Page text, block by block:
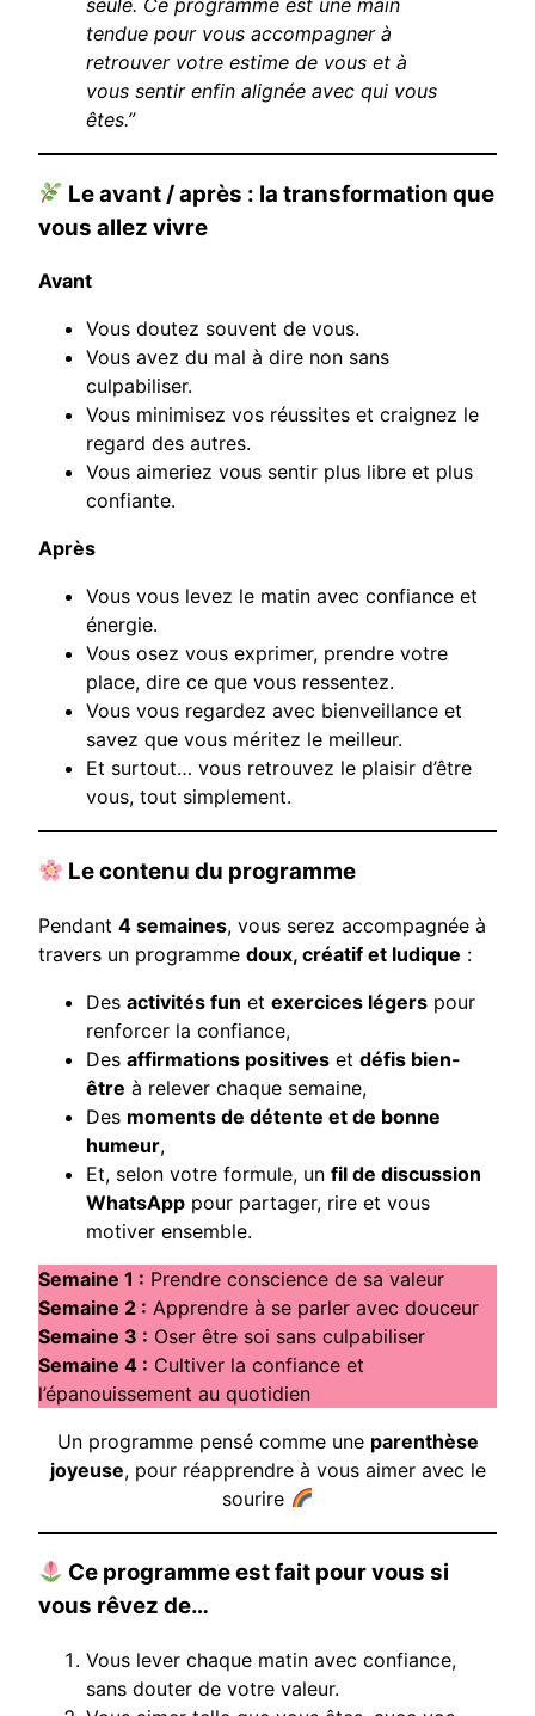
tendue pour vous accompagner à
retrouver votre estime de vous et à
vous sentir enfin alignée avec qui vous
êtes.”
Le avant / après : la transformation que
vous allez vivre
Avant
Vous doutez souvent de vous.
Vous avez du mal à dire non sans
culpabiliser.
Vous minimisez vos réussites et craignez le
regard des autres.
Vous aimeriez vous sentir plus libre et plus
confiante.
Après
Vous vous levez le matin avec confiance et
énergie.
Vous osez vous exprimer, prendre votre
place, dire ce que vous ressentez.
Vous vous regardez avec bienveillance et
savez que vous méritez le meilleur.
Et surtout… vous retrouvez le plaisir d’être
vous, tout simplement.
Le contenu du programme
Pendant 4 semaines, vous serez accompagnée à
travers un programme doux, créatif et ludique :
Des activités fun et exercices légers pour
renforcer la confiance,
Des affirmations positives et défis bien-
être à relever chaque semaine,
Des moments de détente et de bonne
humeur,
Et, selon votre formule, un fil de discussion
WhatsApp pour partager, rire et vous
motiver ensemble.
Semaine 1 : Prendre conscience de sa valeur
Semaine 2 : Apprendre à se parler avec douceur
Semaine 3 : Oser être soi sans culpabiliser
Semaine 4 : Cultiver la confiance et
l’épanouissement au quotidien
Un programme pensé comme une parenthèse
joyeuse, pour réapprendre à vous aimer avec le
sourire
Ce programme est fait pour vous si
vous rêvez de…
Vous lever chaque matin avec confiance,
sans douter de votre valeur.